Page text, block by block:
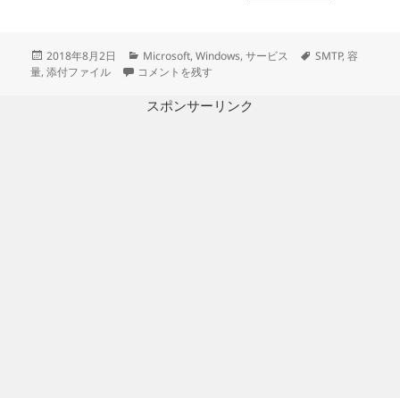
投
稿
2018年8月2日
カ
テ
リ
Microsoft,Windows,サービス
タ
SMTP,容
量,添付ファイル WindowsサーバーのSMTPサービスの添付ファイルの
コメントを残す
スポンサーリンク